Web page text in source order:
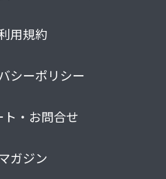
用規約
シーポリシー
ト・お問合せ
ガジン